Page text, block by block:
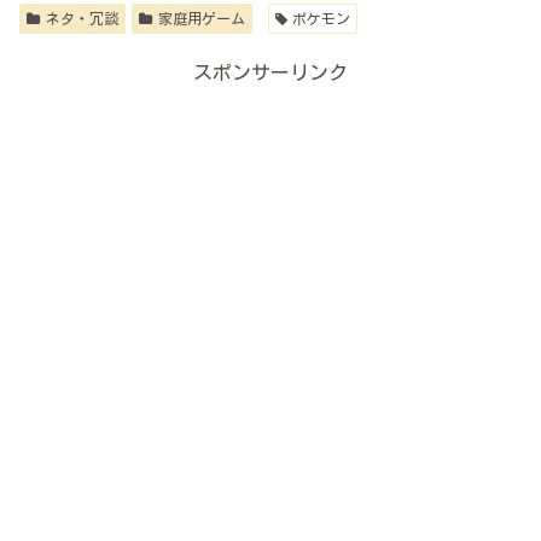
ネタ・冗談 家庭用ゲーム ポケモン
スポンサーリンク